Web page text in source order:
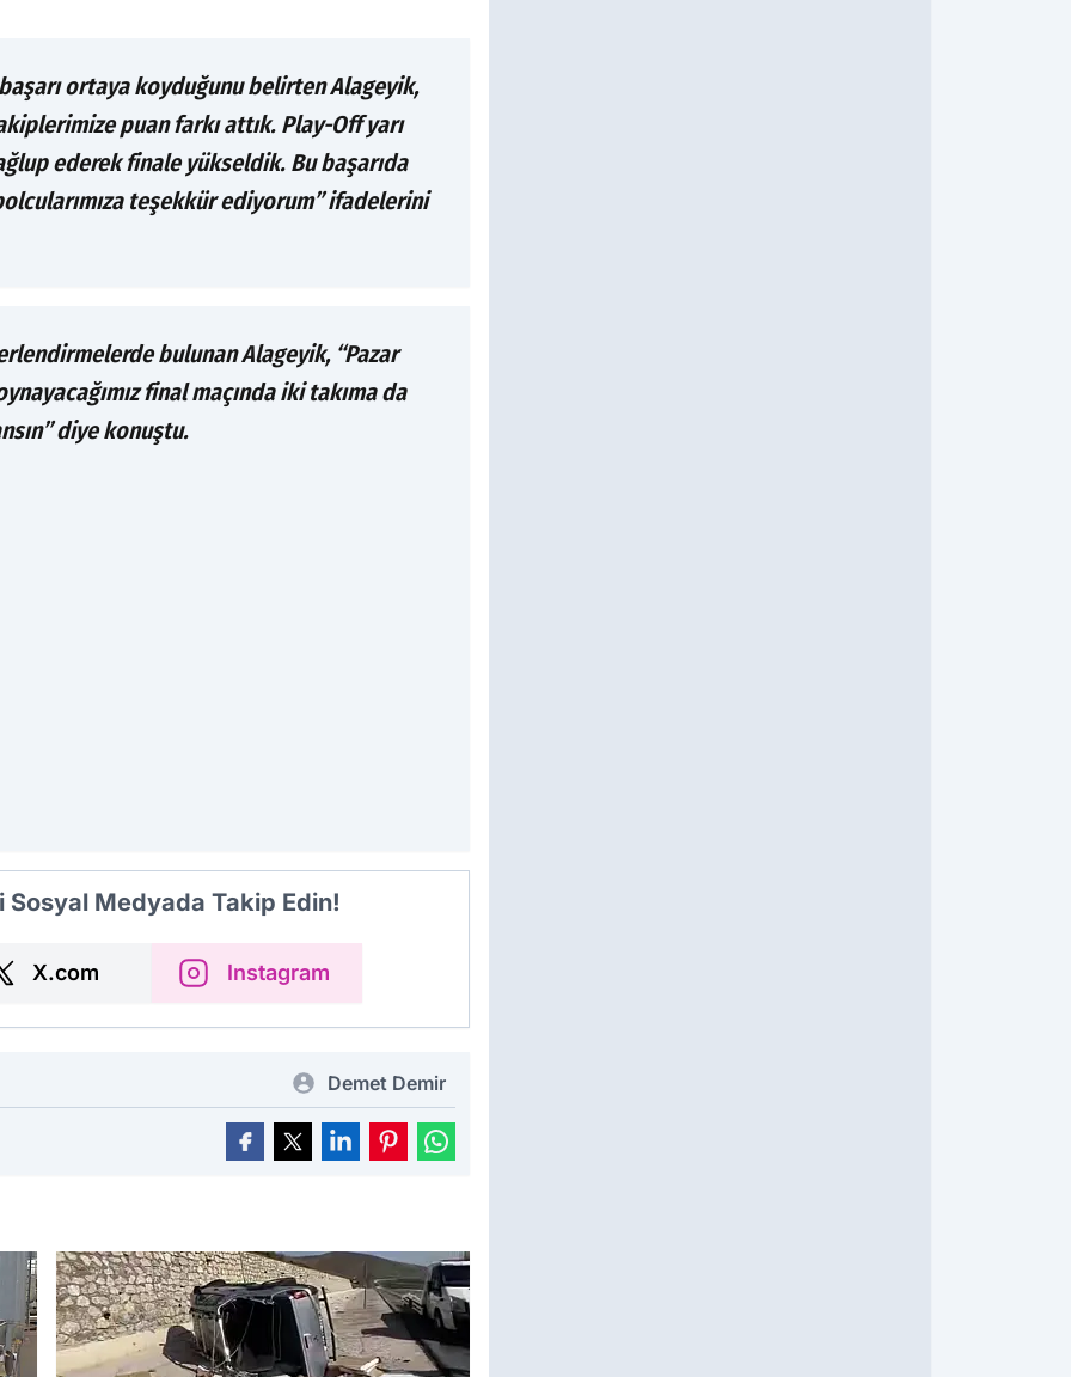
ortaya koyduğunu belirten Alageyik,
puan farkı attık. Play-Off yarı
ederek finale yükseldik. Bu başarıda
teşekkür ediyorum” ifadelerini
bulunan Alageyik, “Pazar
final maçında iki takıma da
diye konuştu.
Medyada Takip Edin!
X.com Instagram
Demet Demir